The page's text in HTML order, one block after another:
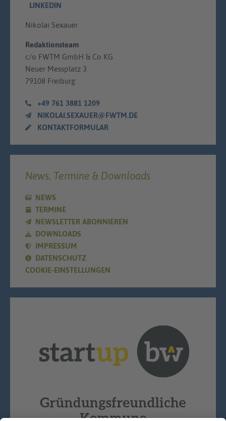
LINKEDIN
Nikolai Sexauer
Redaktionsteam
c/o FWTM GmbH & Co KG
Neuer Messplatz 3
79108 Freiburg
+49 761 3881 1209
NIKOLAI.SEXAUER@FWTM.DE
KONTAKTFORMULAR
News, Termine & Downloads
NEWS
TERMINE
NEWSLETTER ABONNIEREN
DOWNLOADS
IMPRESSUM
DATENSCHUTZ
COOKIE-EINSTELLUNGEN